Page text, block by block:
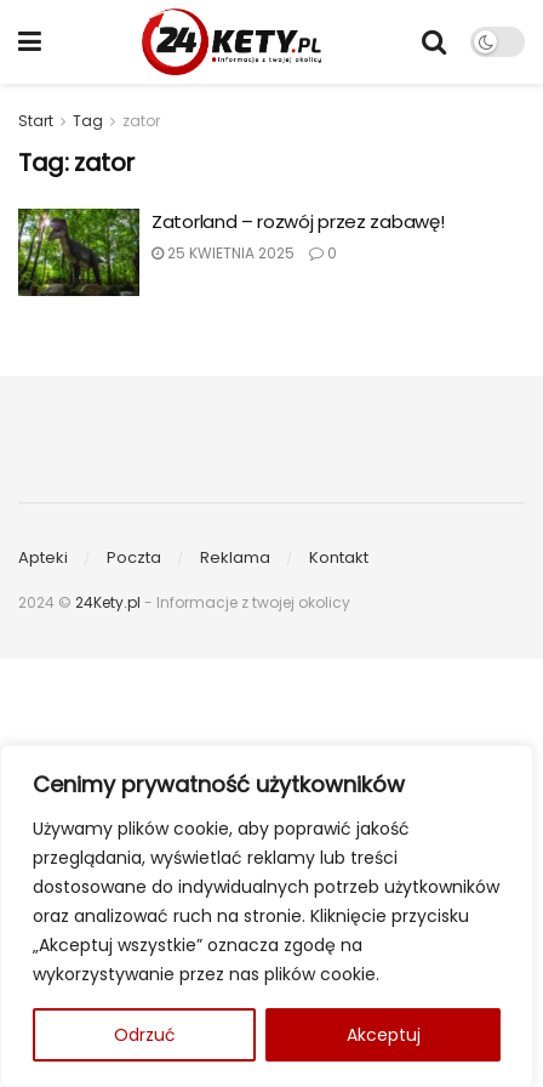
Cenimy prywatność użytkowników
Używamy plików cookie, aby poprawić jakość
przeglądania, wyświetlać reklamy lub treści
dostosowane do indywidualnych potrzeb użytkowników
oraz analizować ruch na stronie. Kliknięcie przycisku
„Akceptuj wszystkie” oznacza zgodę na
wykorzystywanie przez nas plików cookie.
Odrzuć Akceptuj
Start Tag zator
Tag:zator
Zatorland – rozwój przez zabawę!
25 KWIETNIA 2025 0
Apteki Poczta Reklama Kontakt
2024 © 24Kety.pl - Informacje z twojej okolicy